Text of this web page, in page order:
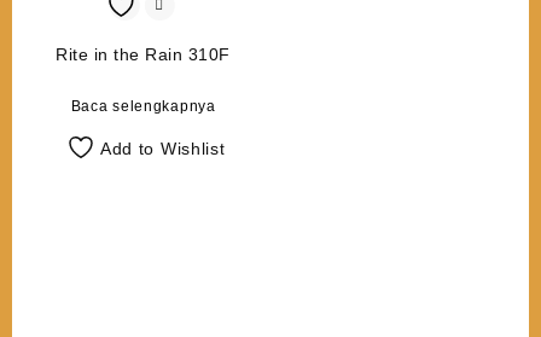
Rite in the Rain 310F
Baca selengkapnya
Add to Wishlist